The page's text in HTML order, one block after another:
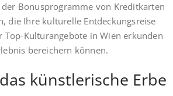
Bonusprogramme von Kreditkarten
die Ihre kulturelle Entdeckungsreise
Top-Kulturangebote in Wien erkunden
bereichern können.
künstlerische Erbe